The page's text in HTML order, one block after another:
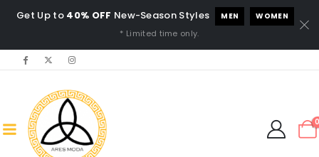
Get Up to 40% OFF New-Season Styles MEN WOMEN
* Limited time only.